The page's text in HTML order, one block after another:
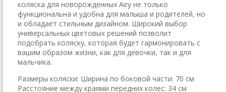
коляска для новорожденных Airy не только
функциональна и удобна для малыша и родителей, но
и обладает стильным дизайном. Широкий выбор
универсальных цветовых решений позволит
подобрать коляску, которая будет гармонировать с
вашим образом жизни, как для девочки, так и для
мальчика.
Размеры коляски: Ширина по боковой части: 70 см
Расстояние между краями передних колес: 34 см